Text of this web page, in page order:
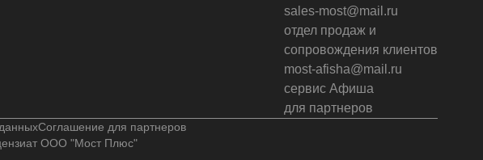
sales-most@mail.ru
отдел продаж и
сопровождения клиентов
most-afisha@mail.ru
сервис Афиша
для партнеров
Соглашение для партнеров
ООО "Мост Плюс"